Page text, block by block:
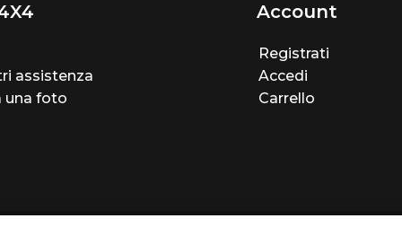
assistenza
una foto
Account
Registrati
Accedi
Carrello